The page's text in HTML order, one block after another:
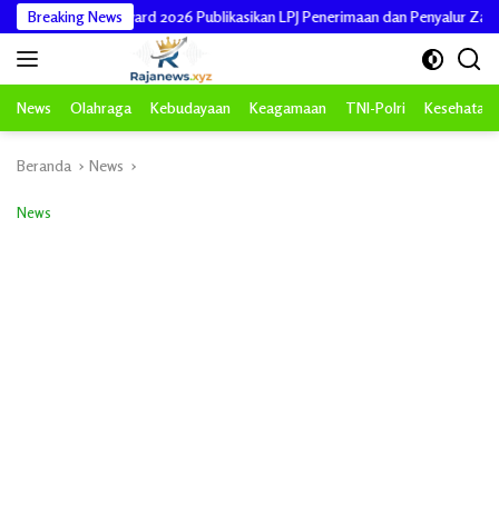
Langsung
ke
konten
Breaking News
Mal Award 2026 Publikasikan LPJ Penerimaan dan Penyalur Zakat
News Olahraga Kebudayaan Keagamaan TNI-Polri Kesehatan
Beranda News
News